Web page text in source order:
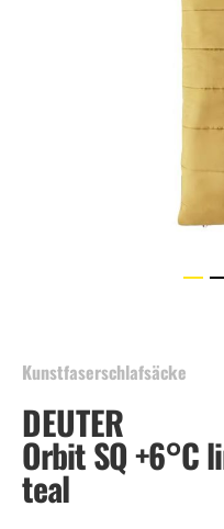
beginning
the
images
gallery
Kunstfaserschlafsäcke
Orbit SQ +6°C
teal
DEUTER